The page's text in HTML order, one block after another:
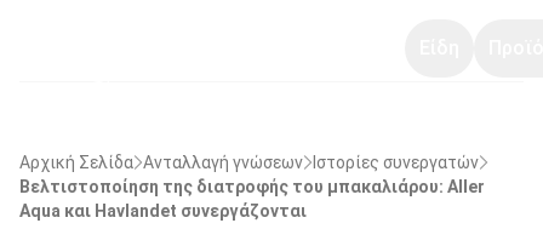
Αρχική Σελίδα Ανταλλαγή γνώσεων
Ιστορίες συνεργατών
Βελτιστοποίηση της διατροφής του μπακαλιάρου: Aller
Aqua και Havlandet συνεργάζονται